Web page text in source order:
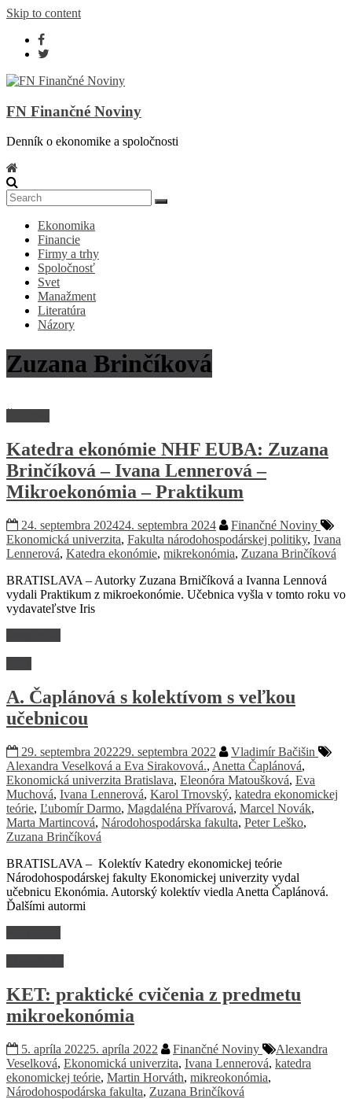
Skip to content
FN Finančné Noviny
Denník o ekonomike a spoločnosti
Ekonomika
Financie
Firmy a trhy
Spoločnosť
Svet
Manažment
Literatúra
Názory
Zuzana Brinčíková
Katedra ekonómie NHF EUBA: Zuzana
Brinčíková – Ivana Lennerová –
Mikroekonómia – Praktikum
24. septembra 202424. septembra 2024
Finančné Noviny
Ekonomická univerzita, Fakulta národohospodárskej politiky, Ivana
Lennerová, Katedra ekonómie, mikrekonómia, Zuzana Brinčíková
BRATISLAVA – Autorky Zuzana Brničíková a Ivanna Lennová
vydali Praktikum z mikroekonómie. Učebnica vyšla v tomto roku vo
vydavateľstve Iris
A. Čaplánová s kolektívom s veľkou
učebnicou
29. septembra 202229. septembra 2022
Vladimír Bačišin
Alexandra Veselková a Eva Sirakovová., Anetta Čaplánová,
Ekonomická univerzita Bratislava, Eleonóra Matoušková, Eva
Muchová, Ivana Lennerová, Karol Trnovský, katedra ekonomickej
teórie, Ľubomír Darmo, Magdaléna Přívarová, Marcel Novák,
Marta Martincová, Národohospodárska fakulta, Peter Leško,
Zuzana Brinčíková
BRATISLAVA – Kolektív Katedry ekonomickej teórie
Národohospodárskej fakulty Ekonomickej univerzity vydal
učebnicu Ekonómia. Autorský kolektív viedla Anetta Čaplánová.
Ďalšími autormi
KET: praktické cvičenia z predmetu
mikroekonómia
5. apríla 20225. apríla 2022 Finančné Noviny
Alexandra
Veselková, Ekonomická univerzita, Ivana Lennerová, katedra
ekonomickej teórie, Martin Horváth, mikreokonómia,
Národohospodárska fakulta, Zuzana Brinčíková